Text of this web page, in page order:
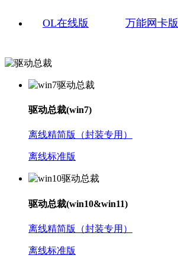
OL在线版 万能网卡版
驱动总裁(win7)
离线精简版（封装专用）
离线标准版
驱动总裁(win10&win11)
离线精简版（封装专用）
离线标准版